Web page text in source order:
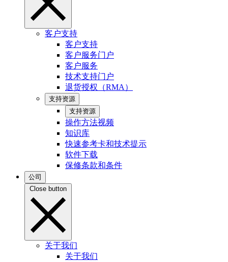
客户支持
客户支持
客户服务门户
客户服务
技术支持门户
退货授权（RMA）
支持资源
支持资源
操作方法视频
知识库
快速参考卡和技术提示
软件下载
保修条款和条件
公司
Close button
关于我们
关于我们